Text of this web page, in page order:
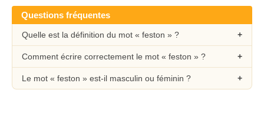
Questions fréquentes
Quelle est la définition du mot « feston » ?
Comment écrire correctement le mot « feston » ?
Le mot « feston » est-il masculin ou féminin ?